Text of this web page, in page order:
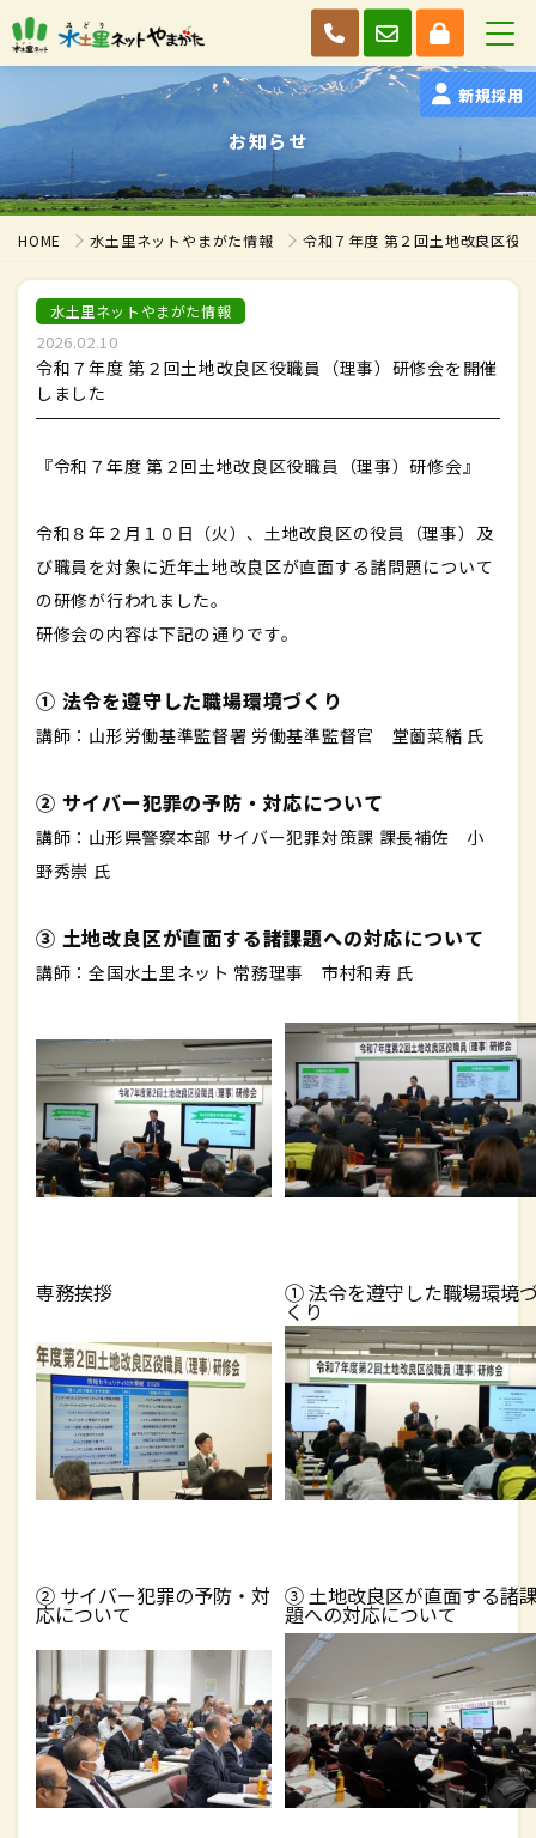
お知らせ
HOME 水土里ネットやまがた情報 令和７年度 第２回土地改良区役
水土里ネットやまがた情報
2026.02.10
令和７年度 第２回土地改良区役職員（理事）研修会を開催
しました
『令和７年度 第２回土地改良区役職員（理事）研修会』
令和８年２月１０日（火）、⼟地改良区の役員（理事）及
び職員を対象に近年土地改良区が直面する諸問題について
の研修が行われました。
研修会の内容は下記の通りです。
① 法令を遵守した職場環境づくり
講師：山形労働基準監督署 労働基準監督官 堂薗菜緒 氏
② サイバー犯罪の予防・対応について
講師：山形県警察本部 サイバー犯罪対策課 課長補佐 小
野秀崇 氏
③ 土地改良区が直面する諸課題への対応について
講師：全国水土里ネット 常務理事 市村和寿 氏
専務挨拶 ① 法令を遵守した職場環境
くり
② サイバー犯罪の予防・対
応について
③ 土地改良区が直面する諸
題への対応について
新規採用